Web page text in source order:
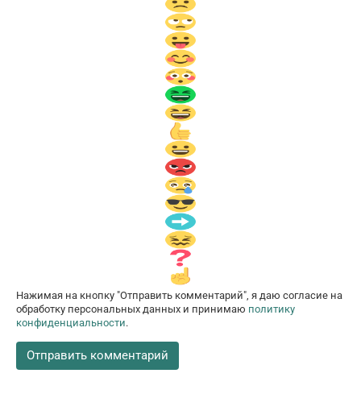
Нажимая на кнопку "Отправить комментарий", я даю согласие на
обработку персональных данных и принимаю политику
конфиденциальности.